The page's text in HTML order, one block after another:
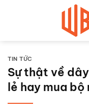
TIN TỨC
Sự thật về
lẻ hay mua bộ